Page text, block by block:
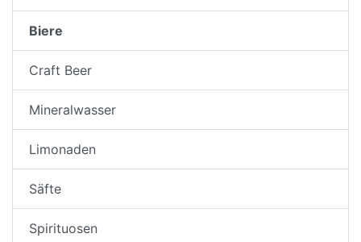
Biere
Craft Beer
Mineralwasser
Limonaden
Säfte
Spirituosen